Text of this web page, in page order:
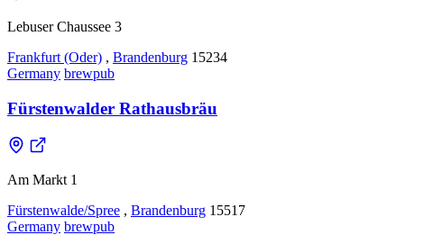
Lebuser Chaussee 3
Frankfurt (Oder) , Brandenburg 15234
Germany brewpub
Fürstenwalder Rathausbräu
Am Markt 1
Fürstenwalde/Spree , Brandenburg 15517
Germany brewpub